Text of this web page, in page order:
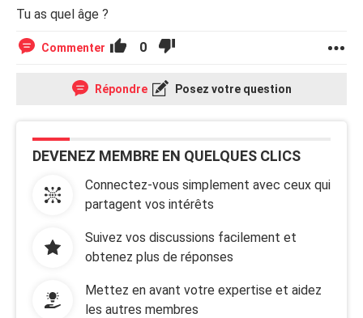
Tu as quel âge ?
Commenter 0
Répondre Posez votre question
DEVENEZ MEMBRE EN QUELQUES CLICS
Connectez-vous simplement avec ceux qui
partagent vos intérêts
Suivez vos discussions facilement et
obtenez plus de réponses
Mettez en avant votre expertise et aidez
les autres membres